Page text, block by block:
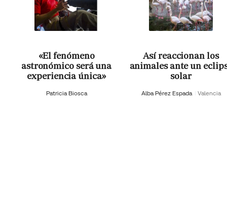
«El fenómeno
astronómico será una
experiencia única»
Patricia Biosca
Así reaccionan los
animales ante un
solar
Alba Pérez Espada Valencia